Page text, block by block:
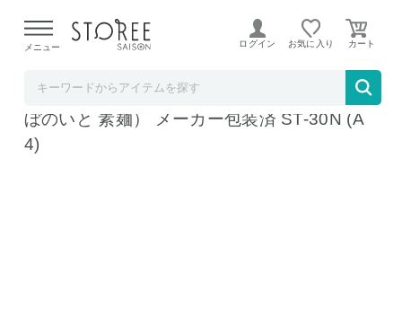
よる配送遅延が発生しております。
メニュー ログイン お気に入り
そうめん 揖保乃糸 新物 特級 黒帯(18束)（い
ぼのいと 素麺） メーカー包装済 ST-30N (A
4)